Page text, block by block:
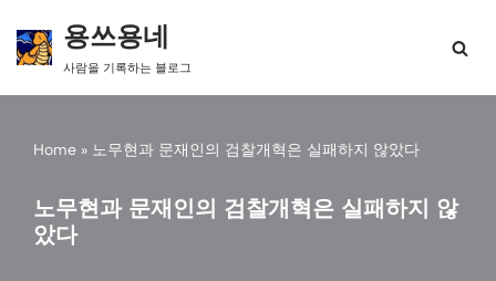
콘
용쓰용네
사람을 기록하는 블로그
Home » 노무현과 문재인의 검찰개혁은 실패하지 않았다
노무현과 문재인의 검찰개혁은 실패하지 않
았다